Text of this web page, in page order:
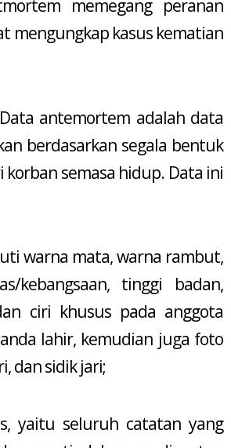
memegang peranan
mengungkap kasus kematian
Data antemortem adalah data
berdasarkan segala bentuk
semasa hidup. Data ini
warna mata, warna rambut,
kebangsaan, tinggi badan,
ciri khusus pada anggota
lahir, kemudian juga foto
dan sidik jari;
yaitu seluruh catatan yang